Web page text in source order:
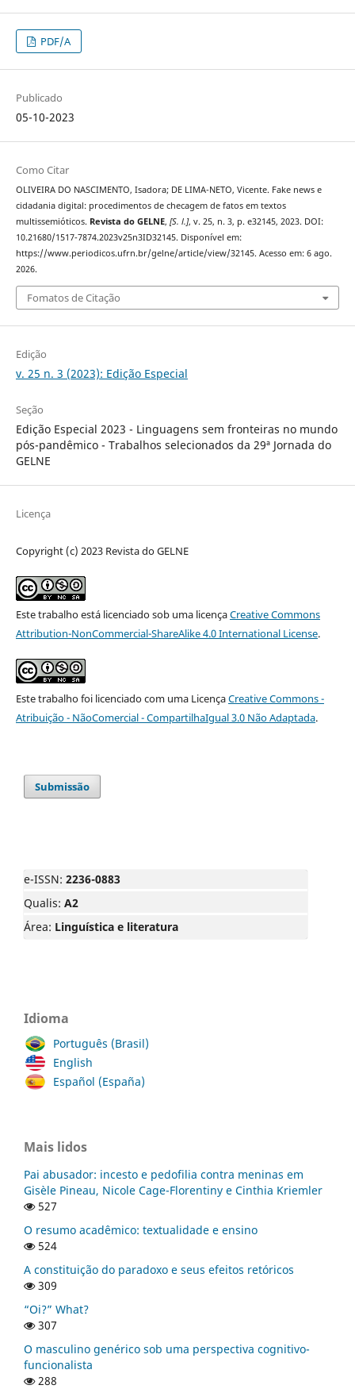
PDF/A
Publicado
05-10-2023
Como Citar
OLIVEIRA DO NASCIMENTO, Isadora; DE LIMA-NETO, Vicente. Fake news e
cidadania digital: procedimentos de checagem de fatos em textos
multissemióticos. Revista do GELNE, [S. l.], v. 25, n. 3, p. e32145, 2023. DOI:
10.21680/1517-7874.2023v25n3ID32145. Disponível em:
https://www.periodicos.ufrn.br/gelne/article/view/32145. Acesso em: 6 ago.
2026.
Fomatos de Citação
Edição
v. 25 n. 3 (2023): Edição Especial
Seção
Edição Especial 2023 - Linguagens sem fronteiras no mundo
pós-pandêmico - Trabalhos selecionados da 29ª Jornada do
GELNE
Licença
Copyright (c) 2023 Revista do GELNE
Este trabalho está licenciado sob uma licençaCreative Commons
Attribution-NonCommercial-ShareAlike 4.0 International License.
Este trabalho foi licenciado com uma LicençaCreative Commons -
Atribuição - NãoComercial - CompartilhaIgual 3.0 Não Adaptada.
Submissão
e-ISSN: 2236-0883
Qualis: A2
Área: Linguística e literatura
Idioma
Português (Brasil)
English
Español (España)
Mais lidos
Pai abusador: incesto e pedofilia contra meninas em
Gisèle Pineau, Nicole Cage-Florentiny e Cinthia Kriemler
527
O resumo acadêmico: textualidade e ensino
524
A constituição do paradoxo e seus efeitos retóricos
309
“Oi?” What?
307
O masculino genérico sob uma perspectiva cognitivo-
funcionalista
288